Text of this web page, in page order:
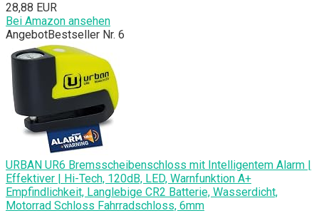
28,88 EUR
Bei Amazon ansehen
AngebotBestseller Nr. 6
URBAN UR6 Bremsscheibenschloss mit Intelligentem Alarm |
Effektiver | Hi-Tech, 120dB, LED, Warnfunktion A+
Empfindlichkeit, Langlebige CR2 Batterie, Wasserdicht,
Motorrad Schloss Fahrradschloss, 6mm